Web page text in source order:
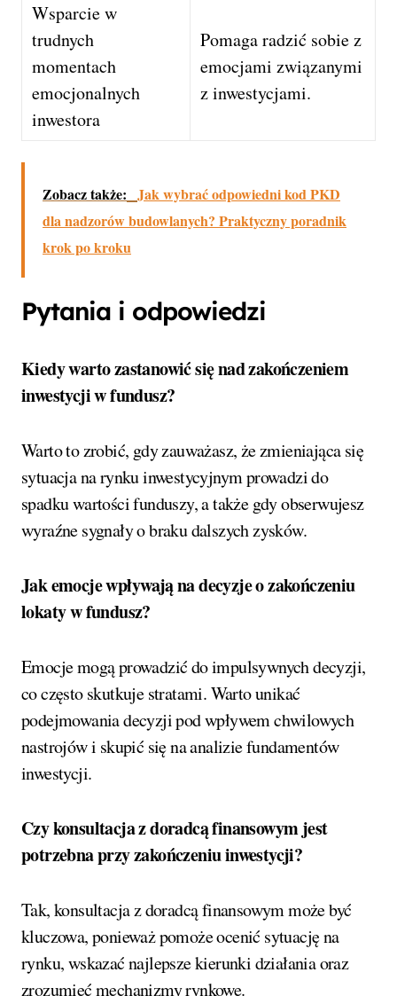
Wsparcie w
trudnych
momentach
emocjonalnych
inwestora
Pomaga radzić sobie z
emocjami związanymi
z inwestycjami.
Zobacz także: Jak wybrać odpowiedni kod PKD
dla nadzorów budowlanych? Praktyczny poradnik
krok po kroku
Pytania i odpowiedzi
Kiedy warto zastanowić się nad zakończeniem
inwestycji w fundusz?
Warto to zrobić, gdy zauważasz, że zmieniająca się
sytuacja na rynku inwestycyjnym prowadzi do
spadku wartości funduszy, a także gdy obserwujesz
wyraźne sygnały o braku dalszych zysków.
Jak emocje wpływają na decyzje o zakończeniu
lokaty w fundusz?
Emocje mogą prowadzić do impulsywnych decyzji,
co często skutkuje stratami. Warto unikać
podejmowania decyzji pod wpływem chwilowych
nastrojów i skupić się na analizie fundamentów
inwestycji.
Czy konsultacja z doradcą finansowym jest
potrzebna przy zakończeniu inwestycji?
Tak, konsultacja z doradcą finansowym może być
kluczowa, ponieważ pomoże ocenić sytuację na
rynku, wskazać najlepsze kierunki działania oraz
zrozumieć mechanizmy rynkowe.